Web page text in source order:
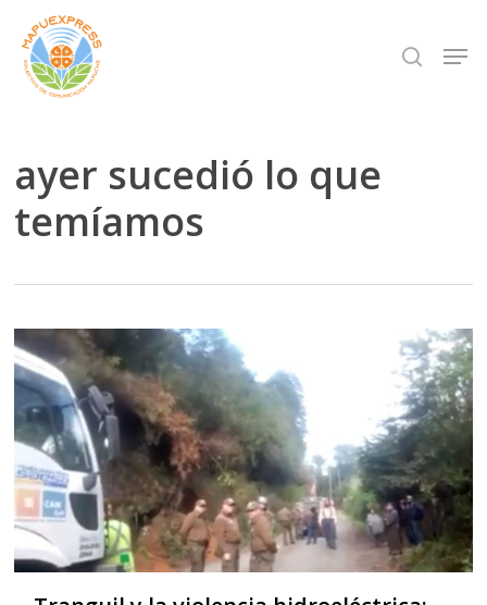
Skip
main
search
ayer sucedió lo que
temíamos
Close